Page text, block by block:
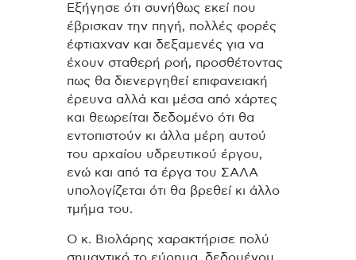
Εξήγησε ότι συνήθως εκεί που
έβρισκαν την πηγή, πολλές φορές
έφτιαχναν και δεξαμενές για να
έχουν σταθερή ροή, προσθέτοντας
πως θα διενεργηθεί επιφανειακή
έρευνα αλλά και μέσα από χάρτες
και θεωρείται δεδομένο ότι θα
εντοπιστούν κι άλλα μέρη αυτού
του αρχαίου υδρευτικού έργου,
ενώ και από τα έργα του ΣΑΛΑ
υπολογίζεται ότι θα βρεθεί κι άλλο
τμήμα του.
Ο κ. Βιολάρης χαρακτήρισε πολύ